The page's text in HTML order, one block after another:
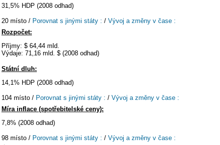
31,5% HDP (2008 odhad)
20 místo / Porovnat s jinými státy : / Vývoj a změny v čase :
Rozpočet:
Příjmy: $ 64,44 mld.
Výdaje: 71,16 mld. $ (2008 odhad)
Státní dluh:
14,1% HDP (2008 odhad)
104 místo / Porovnat s jinými státy : / Vývoj a změny v čase :
Míra inflace (spotřebitelské ceny):
7,8% (2008 odhad)
98 místo / Porovnat s jinými státy : / Vývoj a změny v čase :